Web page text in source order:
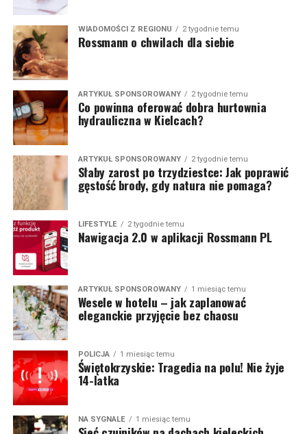
WIADOMOŚCI Z REGIONU 2 tygodnie temu
Rossmann o chwilach dla siebie
ARTYKUŁ SPONSOROWANY 2 tygodnie temu
Co powinna oferować dobra hurtownia
hydrauliczna w Kielcach?
ARTYKUŁ SPONSOROWANY 2 tygodnie temu
Słaby zarost po trzydziestce: Jak poprawić
gęstość brody, gdy natura nie pomaga?
LIFESTYLE 2 tygodnie temu
Nawigacja 2.0 w aplikacji Rossmann PL
ARTYKUŁ SPONSOROWANY 1 miesiąc temu
Wesele w hotelu – jak zaplanować
eleganckie przyjęcie bez chaosu
POLICJA 1 miesiąc temu
Świętokrzyskie: Tragedia na polu! Nie żyje
14-latka
NA SYGNALE 1 miesiąc temu